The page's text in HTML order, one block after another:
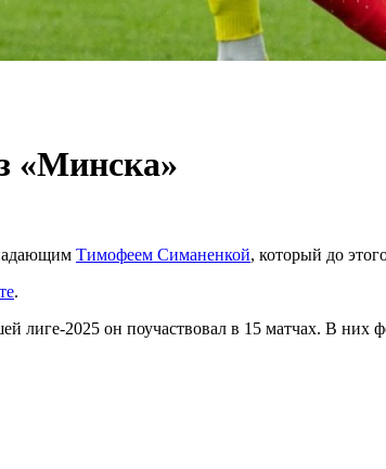
«Минска»
Тимофеем Симаненкой, который до
.
лиге-2025 он поучаствовал в 15 матчах. В них